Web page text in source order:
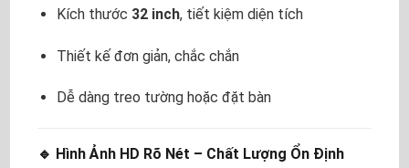
Kích thước 32 inch, tiết kiệm diện tích
Thiết kế đơn giản, chắc chắn
Dễ dàng treo tường hoặc đặt bàn
🔹 Hình Ảnh HD Rõ Nét – Chất Lượng Ổn Định